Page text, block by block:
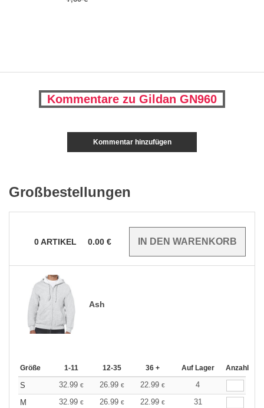
Kommentare zu Gildan GN960
Kommentar hinzufügen
Großbestellungen
0ARTIKEL 0.00 €
Ash
Größe 1-11 12-35 36 + Auf Lager Anzahl
S 32.99 € 26.99 € 22.99 €
4
M
32.99 € 26.99 € 22.99 €
31